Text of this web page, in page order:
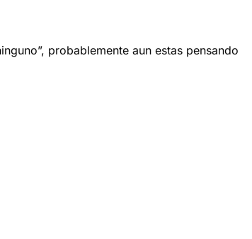
probablemente aun estas pensando